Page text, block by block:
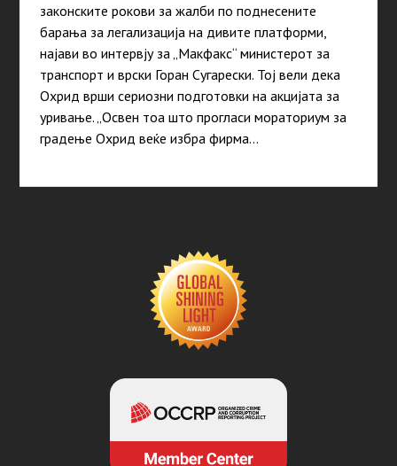
законските рокови за жалби по поднесените
барања за легализација на дивите платформи,
најави во интервју за „Макфакс“ министерот за
транспорт и врски Горан Сугарески. Тој вели дека
Охрид врши сериозни подготовки на акцијата за
уривање. „Освен тоа што прогласи мораториум за
градење Охрид веќе избра фирма…